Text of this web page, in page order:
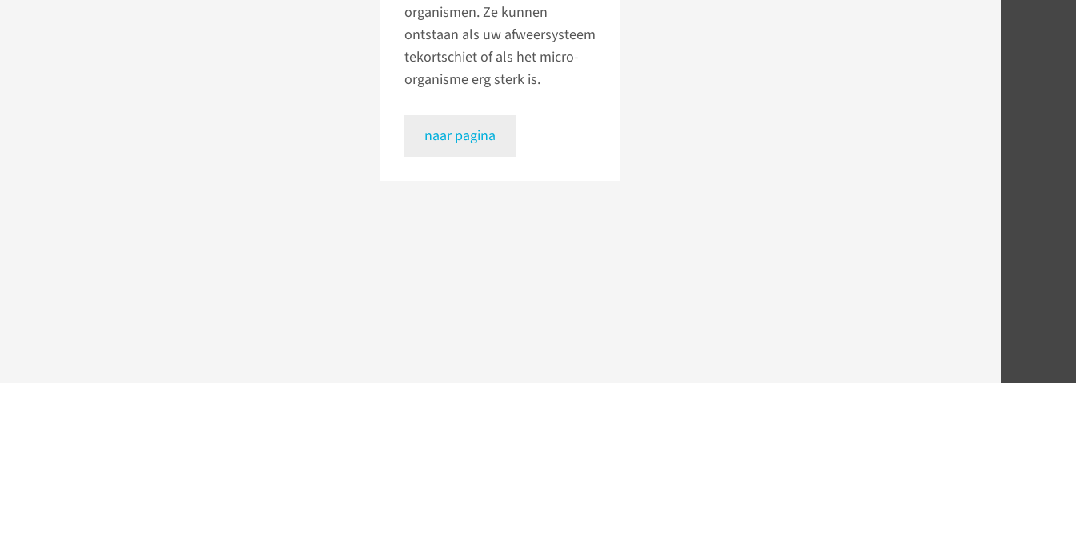
organismen. Ze kunnen
ontstaan als uw afweersysteem
tekortschiet of als het micro-
organisme erg sterk is.
naar pagina